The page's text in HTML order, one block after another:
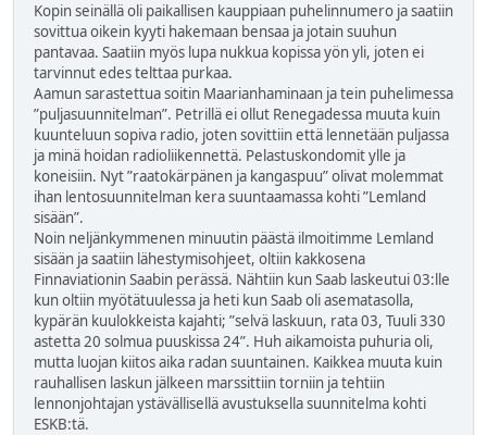
Kopin seinällä oli paikallisen kauppiaan puhelinnumero ja saatiin
sovittua oikein kyyti hakemaan bensaa ja jotain suuhun
pantavaa. Saatiin myös lupa nukkua kopissa yön yli, joten ei
tarvinnut edes telttaa purkaa.
Aamun sarastettua soitin Maarianhaminaan ja tein puhelimessa
”puljasuunnitelman”. Petrillä ei ollut Renegadessa muuta kuin
kuunteluun sopiva radio, joten sovittiin että lennetään puljassa
ja minä hoidan radioliikennettä. Pelastuskondomit ylle ja
koneisiin. Nyt ”raatokärpänen ja kangaspuu” olivat molemmat
ihan lentosuunnitelman kera suuntaamassa kohti ”Lemland
sisään”.
Noin neljänkymmenen minuutin päästä ilmoitimme Lemland
sisään ja saatiin lähestymisohjeet, oltiin kakkosena
Finnaviationin Saabin perässä. Nähtiin kun Saab laskeutui 03:lle
kun oltiin myötätuulessa ja heti kun Saab oli asematasolla,
kypärän kuulokkeista kajahti; ”selvä laskuun, rata 03, Tuuli 330
astetta 20 solmua puuskissa 24”. Huh aikamoista puhuria oli,
mutta luojan kiitos aika radan suuntainen. Kaikkea muuta kuin
rauhallisen laskun jälkeen marssittiin torniin ja tehtiin
lennonjohtajan ystävällisellä avustuksella suunnitelma kohti
ESKB:tä.